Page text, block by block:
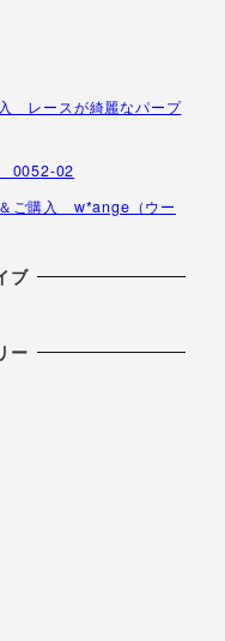
レースが綺麗なパープ
0052-02
ご購入 w*ange（ウー
ブ
ー